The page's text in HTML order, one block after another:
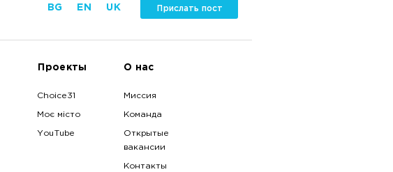
BG EN UK Прислать пост
Проекты
Choice31
Моє місто
YouTube
О нас
Миссия
Команда
Открытые
вакансии
Контакты